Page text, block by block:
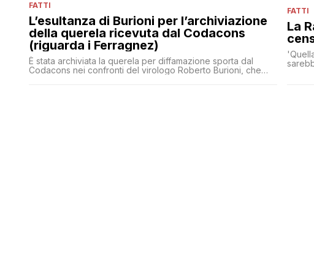
FATTI
L’esultanza di Burioni per l’archiviazione
della querela ricevuta dal Codacons
(riguarda i Ferragnez)
È stata archiviata la querela per diffamazione sporta dal
Codacons nei confronti del virologo Roberto Burioni, che
FATTI
La